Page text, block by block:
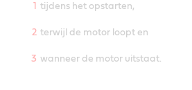
tijdens het opstarten,
terwijl de motor loopt en
wanneer de motor uitstaat.